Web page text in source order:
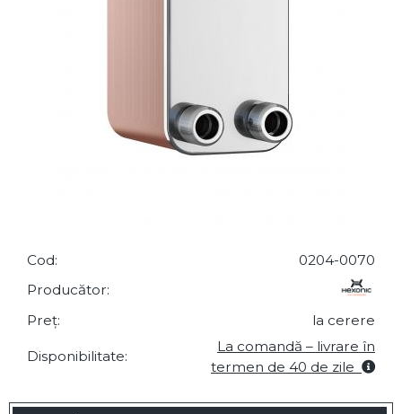
Cod:
0204-0070
Producător:
Preț:
la cerere
Disponibilitate:
La comandă – livrare în
termen de 40 de zile